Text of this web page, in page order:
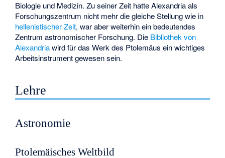
Biologie und Medizin. Zu seiner Zeit hatte Alexandria als
Forschungszentrum nicht mehr die gleiche Stellung wie in
hellenistischer Zeit, war aber weiterhin ein bedeutendes
Zentrum astronomischer Forschung. Die Bibliothek von
Alexandriawird für das Werk des Ptolemäus ein wichtiges
Arbeitsinstrument gewesen sein.
Lehre
Astronomie
Ptolemäisches Weltbild